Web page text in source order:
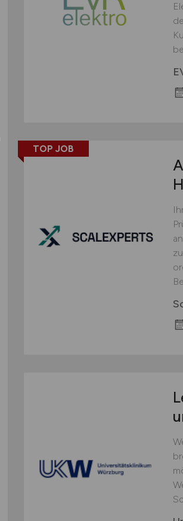
TOP JOB